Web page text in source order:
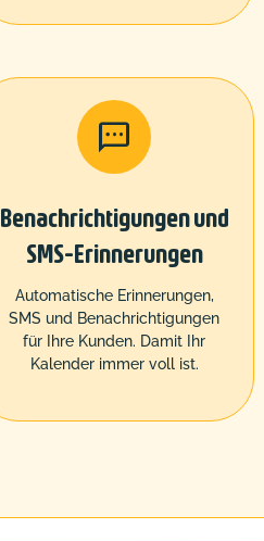

Benachrichtigungen und
SMS-Erinnerungen
Automatische Erinnerungen,
SMS und Benachrichtigungen
für Ihre Kunden. Damit Ihr
Kalender immer voll ist.